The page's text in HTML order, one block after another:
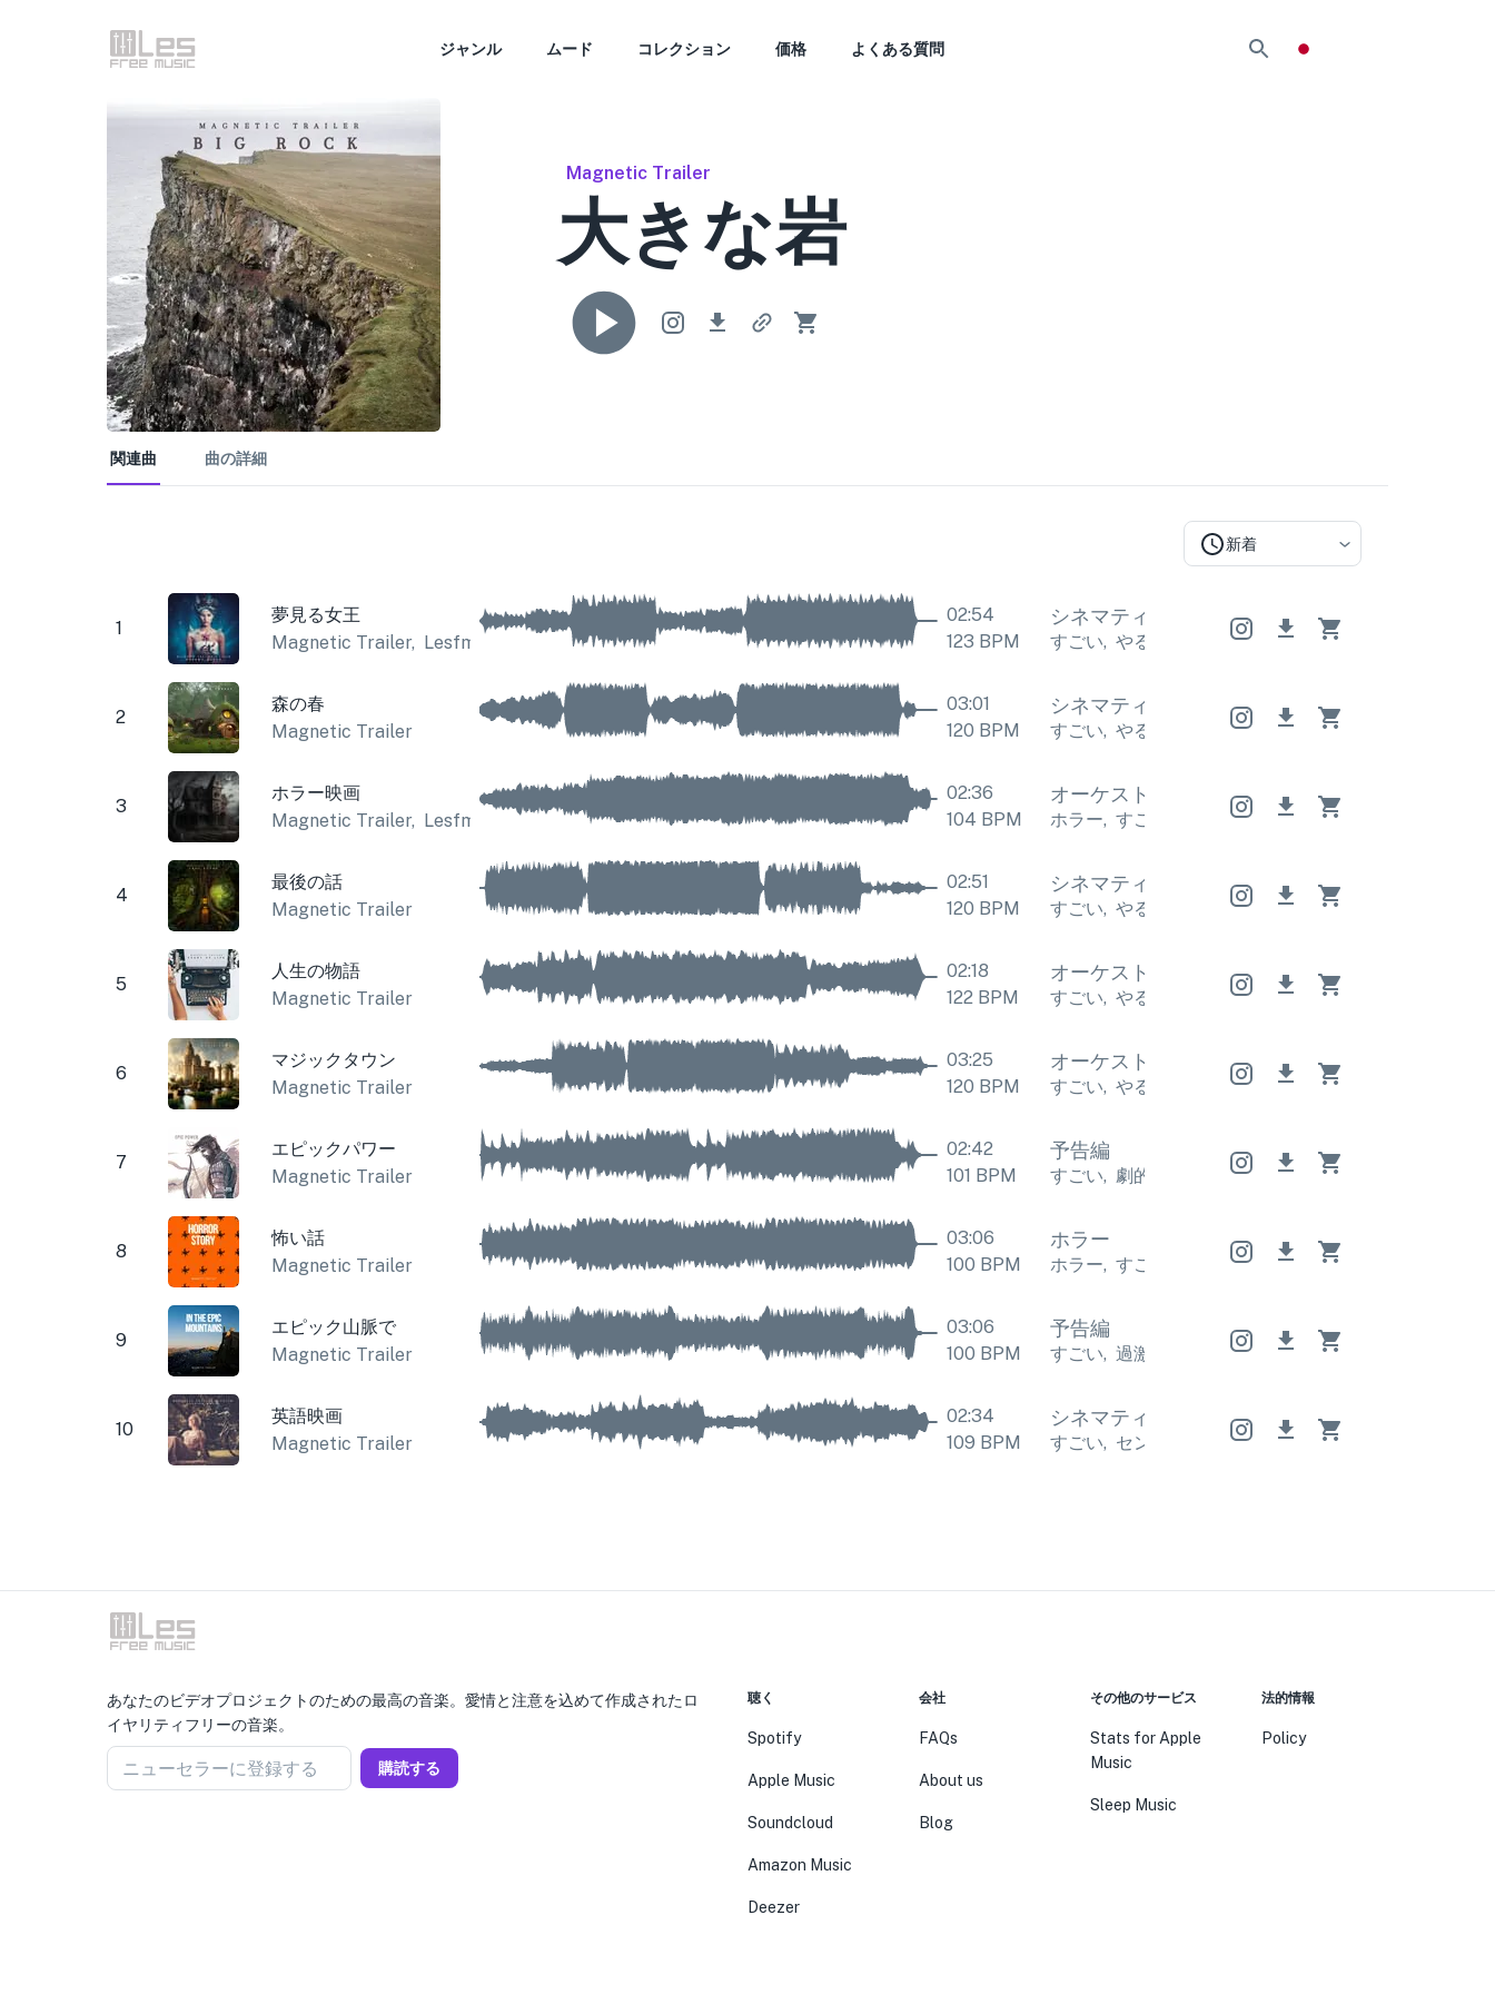
ジャンル ムード コレクション 価格 よくある質問
Magnetic Trailer
大きな岩
関連曲 曲の詳細
新着
1
夢見る女王
Magnetic Trailer, Lesfm
02:54
123 BPM
シネマティック シネマティック
すごい, やる気を起こさせる すごい
2
森の春
Magnetic Trailer
03:01
120 BPM
シネマティック シネマティック
すごい, やる気を起こさせる すごい
3
ホラー映画
Magnetic Trailer, Lesfm
02:36
104 BPM
オーケストラ オーケストラ オーケストラ
ホラー, すごい ホラー, すごい ホラー
4
最後の話
Magnetic Trailer
02:51
120 BPM
シネマティック シネマティック
すごい, やる気を起こさせる すごい
5
人生の物語
Magnetic Trailer
02:18
122BPM
オーケストラ オーケストラ オーケストラ
すごい, やる気を起こさせる すごい
6
マジックタウン
Magnetic Trailer
03:25
120 BPM
オーケストラ オーケストラ オーケストラ
すごい, やる気を起こさせる すごい
7
エピックパワー
Magnetic Trailer
02:42
101 BPM
予告編
すごい, 劇的 劇的 すごい,
8
怖い話
Magnetic Trailer
03:06
100 BPM
ホラー
ホラー, すごい ホラー, すごい ホラー
9
エピック山脈で
Magnetic Trailer
03:06
100 BPM
予告編
すごい, 過激 過激 すごい,
10
英語映画
Magnetic Trailer
02:34
109 BPM
シネマティック シネマティック
すごい, センチメンタル すごい センチメンタル
あなたのビデオプロジェクトのための最高の音楽。愛情と注意を込めて作成されたロ
イヤリティフリーの音楽。
ニューセラーに登録する 購読する
聴く
Spotify
Apple Music
Soundcloud
Amazon Music
Deezer
会社
FAQs
About us
Blog
その他のサービス
Stats for Apple
Music
Sleep Music
法的情報
Policy